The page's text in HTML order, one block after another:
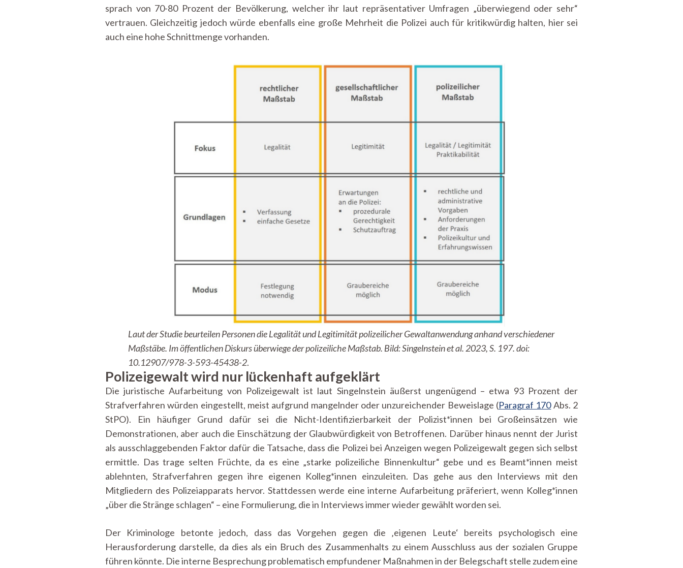
sprach von 70-80 Prozent der Bevölkerung, welcher ihr laut repräsentativer Umfragen „überwiegend oder sehr“
vertrauen. Gleichzeitig jedoch würde ebenfalls eine große Mehrheit die Polizei auch für kritikwürdig halten, hier sei
auch eine hohe Schnittmenge vorhanden.
Laut der Studie beurteilen Personen die Legalität und Legitimität polizeilicher Gewaltanwendung anhand verschiedener
Maßstäbe. Im öffentlichen Diskurs überwiege der polizeiliche Maßstab. Bild: Singelnstein et al. 2023, S. 197. doi:
10.12907/978-3-593-45438-2.
Polizeigewalt wird nur lückenhaft aufgeklärt
Die juristische Aufarbeitung von Polizeigewalt ist laut Singelnstein äußerst ungenügend – etwa 93 Prozent der
Strafverfahren würden eingestellt, meist aufgrund mangelnder oder unzureichender Beweislage (Paragraf 170Abs. 2
StPO). Ein häufiger Grund dafür sei die Nicht-Identifizierbarkeit der Polizist*innen bei Großeinsätzen wie
Demonstrationen, aber auch die Einschätzung der Glaubwürdigkeit von Betroffenen. Darüber hinaus nennt der Jurist
als ausschlaggebenden Faktor dafür die Tatsache, dass die Polizei bei Anzeigen wegen Polizeigewalt gegen sich selbst
ermittle. Das trage selten Früchte, da es eine „starke polizeiliche Binnenkultur“ gebe und es Beamt*innen meist
ablehnten, Strafverfahren gegen ihre eigenen Kolleg*innen einzuleiten. Das gehe aus den Interviews mit den
Mitgliedern des Polizeiapparats hervor. Stattdessen werde eine interne Aufarbeitung präferiert, wenn Kolleg*innen
„über die Stränge schlagen“ – eine Formulierung, die in Interviews immer wieder gewählt worden sei.
Der Kriminologe betonte jedoch, dass das Vorgehen gegen die ‚eigenen Leute‘ bereits psychologisch eine
Herausforderung darstelle, da dies als ein Bruch des Zusammenhalts zu einem Ausschluss aus der sozialen Gruppe
führen könnte. Die interne Besprechung problematisch empfundener Maßnahmen in der Belegschaft stelle zudem eine